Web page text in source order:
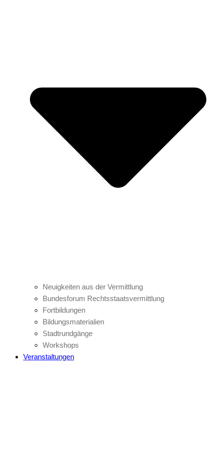
Neuigkeiten aus der Vermittlung
Bundesforum Rechtsstaatsvermittlung
Fortbildungen
Bildungsmaterialien
Stadtrundgänge
Workshops
Veranstaltungen